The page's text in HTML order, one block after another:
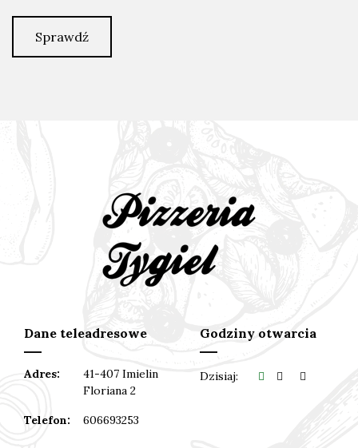
Sprawdź
Dane teleadresowe
Adres:
41-407 Imielin
Floriana 2
Telefon: 606693253
Godziny otwarcia
Dzisiaj: